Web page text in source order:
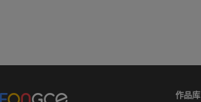
作品库